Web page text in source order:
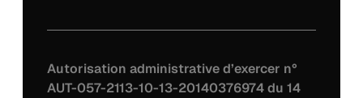
Autorisation administrative d’exercer n°
AUT-057-2113-10-13-20140376974 du 14